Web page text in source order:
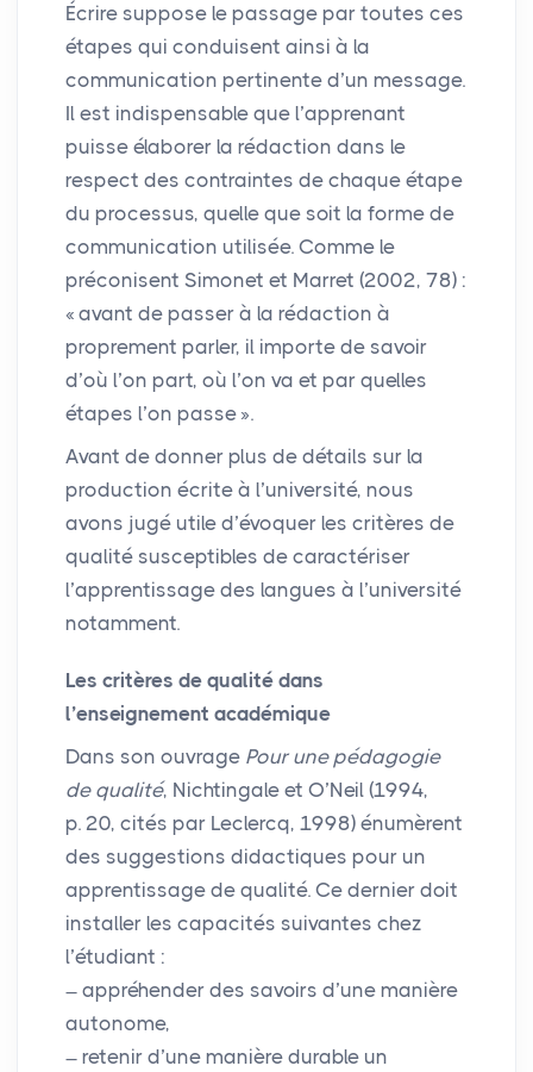
Écrire suppose le passage par toutes ces
étapes qui conduisent ainsi à la
communication pertinente d’un message.
Il est indispensable que l’apprenant
puisse élaborer la rédaction dans le
respect des contraintes de chaque étape
du processus, quelle que soit la forme de
communication utilisée. Comme le
préconisent Simonet et Marret (2002, 78) :
« avant de passer à la rédaction à
proprement parler, il importe de savoir
d’où l’on part, où l’on va et par quelles
étapes l’on passe ».
Avant de donner plus de détails sur la
production écrite à l’université, nous
avons jugé utile d’évoquer les critères de
qualité susceptibles de caractériser
l’apprentissage des langues à l’université
notamment.
Les critères de qualité dans
l’enseignement académique
Dans son ouvrage Pour une pédagogie
de qualité, Nichtingale et O’Neil (1994,
p. 20, cités par Leclercq, 1998) énumèrent
des suggestions didactiques pour un
apprentissage de qualité. Ce dernier doit
installer les capacités suivantes chez
l’étudiant :
appréhender des savoirs d’une manière
autonome,
retenir d’une manière durable un